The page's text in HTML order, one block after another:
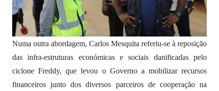
Numa outra abordagem, Carlos Mesquita referiu-se à reposição
das infra-estruturas económicas e sociais danificadas pelo
ciclone Freddy, que levou o Governo a mobilizar recursos
financeiros junto dos diversos parceiros de cooperação na